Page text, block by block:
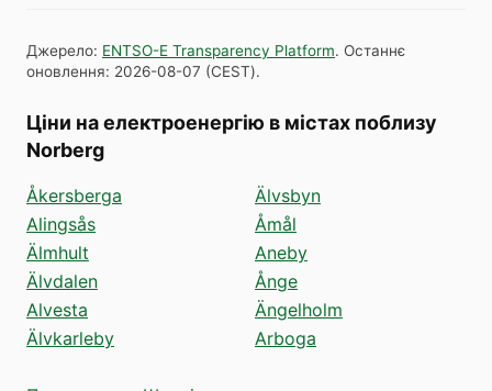
Джерело: ENTSO-E Transparency Platform. Останнє
оновлення: 2026-08-07 (CEST).
Ціни на електроенергію в містах поблизу
Norberg
Åkersberga
Alingsås
Älmhult
Älvdalen
Alvesta
Älvkarleby
Älvsbyn
Åmål
Aneby
Ånge
Ängelholm
Arboga